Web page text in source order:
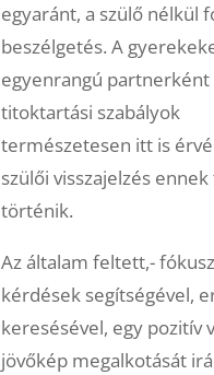
egyaránt, a szülő nélkül
beszélgetés. A
egyenrangú partnerként
titoktartási szabályok
természetesen itt is
szülői visszajelzés
történik.
Az általam feltett,-
kérdések segítségével,
keresésével, egy pozitív
jövőkép megalkotását